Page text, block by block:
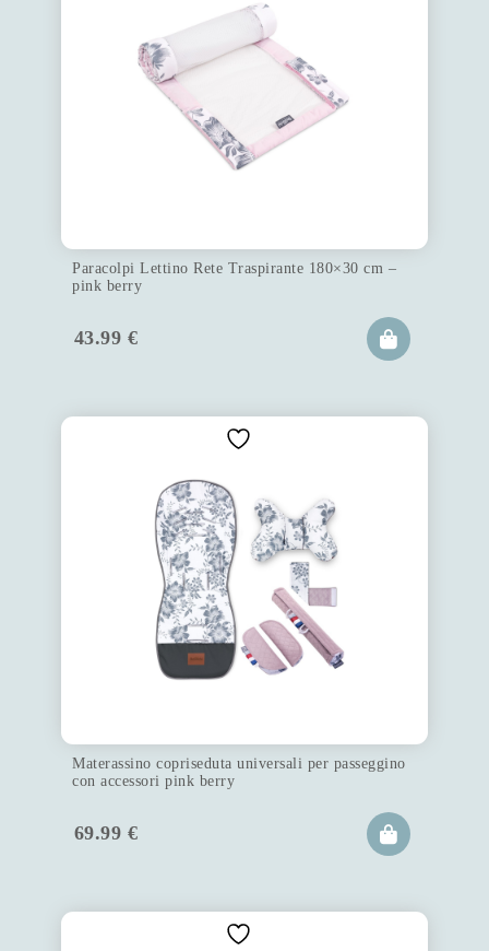
Paracolpi Lettino Rete Traspirante 180×30 cm –
pink berry
43.99 €
Materassino copriseduta universali per passeggino
con accessori pink berry
69.99 €